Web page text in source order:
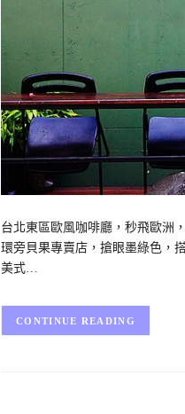
台北東區歐風咖啡廳，秒飛歐洲
環旁貝果專賣店，搶眼墨綠色，
美式…
CONTINUE READING